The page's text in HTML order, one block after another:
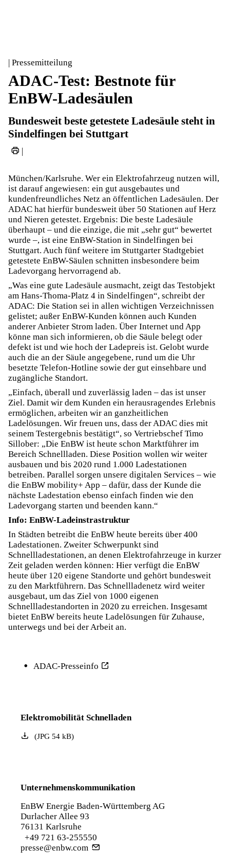
| Pressemitteilung
ADAC-Test: Bestnote für
EnBW-Ladesäulen
Bundesweit beste getestete Ladesäule steht in
Sindelfingen bei Stuttgart
|
München/Karlsruhe. Wer ein Elektrofahrzeug nutzen will,
ist darauf angewiesen: ein gut ausgebautes und
kundenfreundliches Netz an öffentlichen Ladesäulen. Der
ADAC hat hierfür bundesweit über 50 Stationen auf Herz
und Nieren getestet. Ergebnis: Die beste Ladesäule
überhaupt – und die einzige, die mit „sehr gut“ bewertet
wurde –, ist eine EnBW-Station in Sindelfingen bei
Stuttgart. Auch fünf weitere im Stuttgarter Stadtgebiet
getestete EnBW-Säulen schnitten insbesondere beim
Ladevorgang hervorragend ab.
„Was eine gute Ladesäule ausmacht, zeigt das Testobjekt
am Hans-Thoma-Platz 4 in Sindelfingen“, schreibt der
ADAC: Die Station sei in allen wichtigen Verzeichnissen
gelistet; außer EnBW-Kunden können auch Kunden
anderer Anbieter Strom laden. Über Internet und App
könne man sich informieren, ob die Säule belegt oder
defekt ist und wie hoch der Ladepreis ist. Gelobt wurde
auch die an der Säule angegebene, rund um die Uhr
besetzte Telefon-Hotline sowie der gut einsehbare und
zugängliche Standort.
„Einfach, überall und zuverlässig laden – das ist unser
Ziel. Damit wir dem Kunden ein herausragendes Erlebnis
ermöglichen, arbeiten wir an ganzheitlichen
Ladelösungen. Wir freuen uns, dass der ADAC dies mit
seinem Testergebnis bestätigt“, so Vertriebschef Timo
Sillober: „Die EnBW ist heute schon Marktführer im
Bereich Schnellladen. Diese Position wollen wir weiter
ausbauen und bis 2020 rund 1.000 Ladestationen
betreiben. Parallel sorgen unsere digitalen Services – wie
die EnBW mobility+ App – dafür, dass der Kunde die
nächste Ladestation ebenso einfach finden wie den
Ladevorgang starten und beenden kann.“
Info: EnBW-Ladeinstrastruktur
In Städten betreibt die EnBW heute bereits über 400
Ladestationen. Zweiter Schwerpunkt sind
Schnellladestationen, an denen Elektrofahrzeuge in kurzer
Zeit geladen werden können: Hier verfügt die EnBW
heute über 120 eigene Standorte und gehört bundesweit
zu den Marktführern. Das Schnellladenetz wird weiter
ausgebaut, um das Ziel von 1000 eigenen
Schnellladestandorten in 2020 zu erreichen. Insgesamt
bietet EnBW bereits heute Ladelösungen für Zuhause,
unterwegs und bei der Arbeit an.
ADAC-Presseinfo
Elektromobilität Schnelladen
(JPG54 kB)
Unternehmenskommunikation
EnBW Energie Baden-Württemberg AG
Durlacher Allee 93
76131 Karlsruhe
+49 721 63-255550
presse@enbw.com